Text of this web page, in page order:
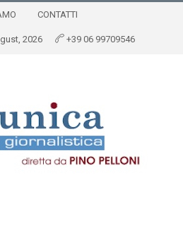
CONTATTI
2026 +39 06 99709546